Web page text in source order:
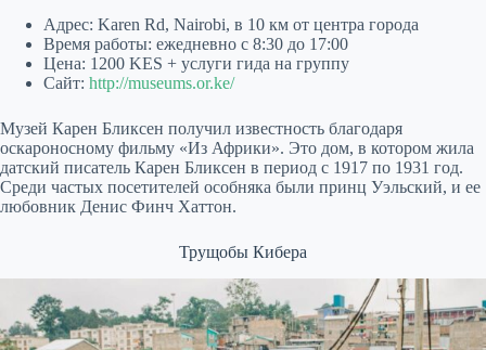
Адрес: Karen Rd, Nairobi, в 10 км от центра города
Время работы: ежедневно с 8:30 до 17:00
Цена: 1200 KES + услуги гида на группу
Сайт: http://museums.or.ke/
Музей Карен Бликсен получил известность благодаря
оскароносному фильму «Из Африки». Это дом, в котором жила
датский писатель Карен Бликсен в период с 1917 по 1931 год.
Среди частых посетителей особняка были принц Уэльский, и ее
любовник Денис Финч Хаттон.
Трущобы Кибера